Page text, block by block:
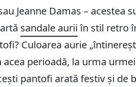
Jeanne Damas –
sandale auriiîn stil retro
Culoarea aurie
perioadă, la urma
pantofi arată festiv și de